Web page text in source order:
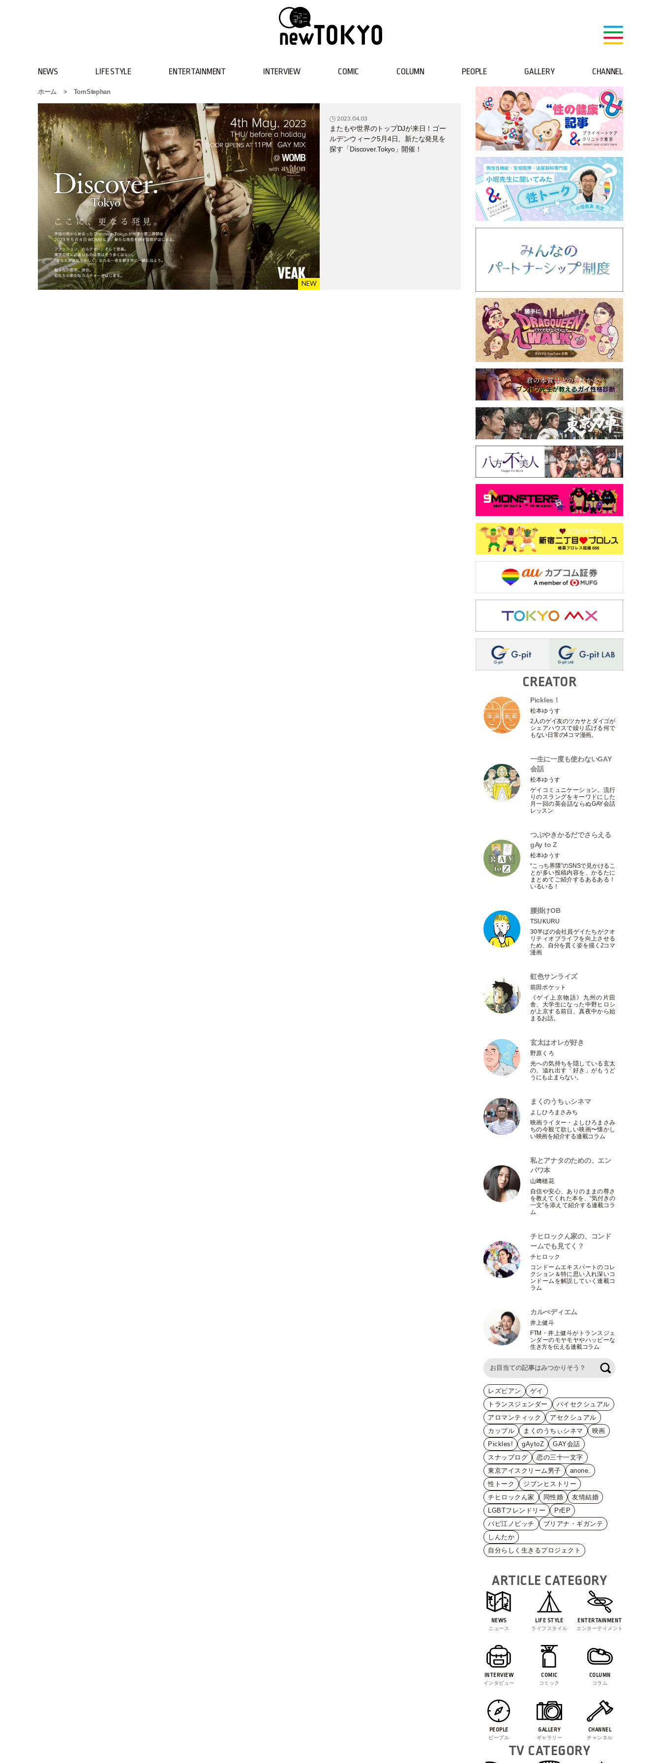
NEWS LIFE STYLE ENTERTAINMENT INTERVIEW COMIC COLUMN PEOPLE GALLERY CHANNEL
ホーム > TomStephan
2023.04.03
またもや世界のトップDJが来日！ゴー
ルデンウィーク5月4日、新たな発見を
探す「Discover.Tokyo」開催！
CREATOR
Pickles！
松本ゆうす
2人のゲイ友のツカサとダイゴが
シェアハウスで繰り広げる何で
もない日常の4コマ漫画。
一生に一度も使わないGAY
会話
松本ゆうす
ゲイコミュニケーション。流行
りのスラングをキーワドにした
月一回の英会話ならぬGAY会話
レッスン
つぶやきかるだでさらえる
gAy to Z
松本ゆうす
“こっち界隈”のSNSで見かけるこ
とが多い投稿内容を、かるたに
まとめてご紹介するあるある！
いるいる！
腰掛けOB
TSUKURU
30半ばの会社員ゲイたちがクオ
リティオブライフを向上させる
ため、自分を貫く姿を描く2コマ
漫画
虹色サンライズ
前田ポケット
《ゲイ上京物語》九州の片田
舎、大学生になった中野ヒロシ
が上京する前日、真夜中から始
まるお話。
玄太はオレが好き
野原くろ
光への気持ちを隠している玄太
の、溢れ出す 「好き 」がもうど
うにも止まらない。
まくのうちぃシネマ
よしひろまさみち
映画ライター ・ よしひろまさみ
ちの今観て欲しい映画〜懐かし
い映画を紹介する連載コラム
私とアナタのための、エン
パワ本
山﨑穂花
自信や安心、ありのままの尊さ
を教えてくれた本を、“気付きの
一文”を添えて紹介する連載コラ
ム
チヒロックん家の、コンド
ームでも見てく？
チヒロック
コンドームエキスパートのコレ
クション＆特に思い入れ深いコ
ンドームを解説していく連載コ
ラム
カルぺディエム
井上健斗
FTM ・井上健斗がトランスジェ
ンダーのモヤモヤやハッピーな
生き方を伝える連載コラム
レズビアン
ゲイ
トランスジェンダー
バイセクシュアル
アロマンティック
アセクシュアル
カップル
まくのうちぃシネマ
映画
Pickles!
gAytoZ
GAY会話
スナップログ
恋の三十一文字
東京アイスクリーム男子
anone.
性トーク
ジブンヒストリー
チヒロックん家
同性婚
友情結婚
LGBTフレンドリー
PrEP
バビ江ノビッチ
ブリアナ・ギガンテ
しんたか
自分らしく生きるプロジェクト
ARTICLE CATEGORY
NEWS
ニュース
LIFE STYLE
ライフスタイル
ENTERTAINMENT
エンターテイメント
INTERVIEW
インタビュー
COMIC
コミック
COLUMN
コラム
PEOPLE
ピープル
GALLERY
ギャラリー
CHANNEL
チャンネル
TV CATEGORY